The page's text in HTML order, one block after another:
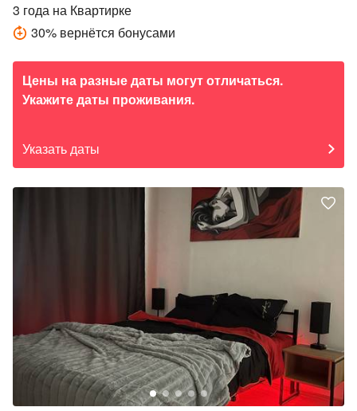
3 года на Квартирке
30% вернётся бонусами
Цены на разные даты могут отличаться.
Укажите даты проживания.
Указать даты